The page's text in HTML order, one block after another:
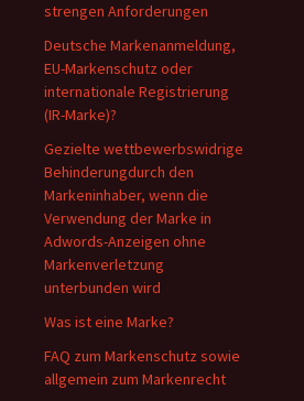
strengen Anforderungen
Deutsche Markenanmeldung,
EU-Markenschutz oder
internationale Registrierung
(IR-Marke)?
Gezielte wettbewerbswidrige
Behinderungdurch den
Markeninhaber, wenn die
Verwendung der Marke in
Adwords-Anzeigen ohne
Markenverletzung
unterbunden wird
Was ist eine Marke?
FAQ zum Markenschutz sowie
allgemein zum Markenrecht